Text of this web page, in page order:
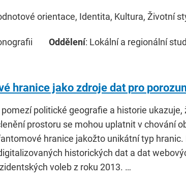
orientace, Identita, Kultura, Životní
Oddělení: Lokální a regionální
hranice jako zdroje dat pro
politické geografie a historie
prostoru se mohou uplatnit v chování
hranice jakožto unikátní typ
historických dat a dat
voleb z roku 2013. …